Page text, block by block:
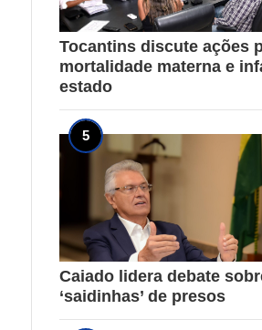
Tocantins discute ações
mortalidade materna e
estado
Caiado lidera debate
‘saidinhas’ de presos